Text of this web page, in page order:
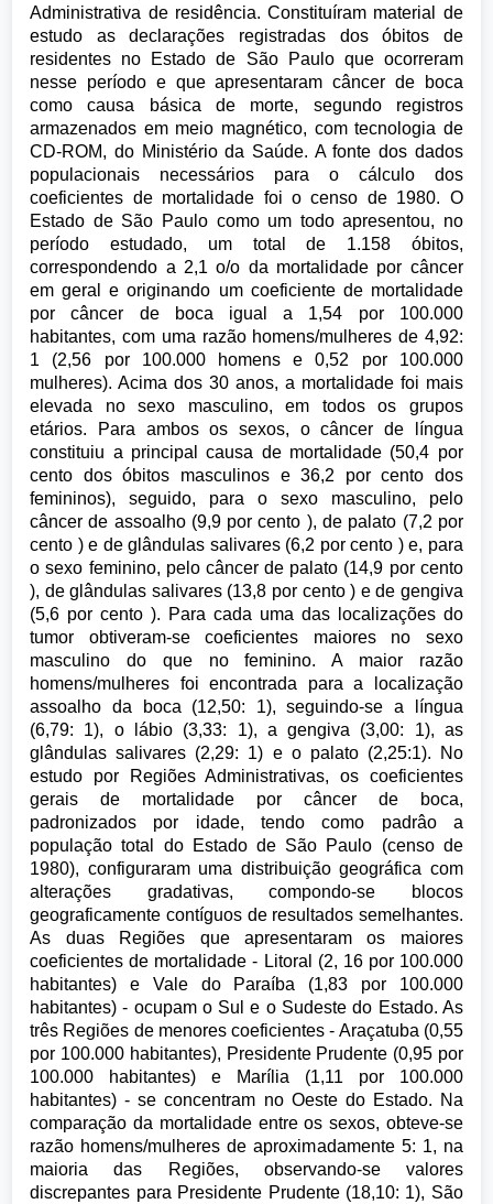
Administrativa de residência. Constituíram material de
estudo as declarações registradas dos óbitos de
residentes no Estado de São Paulo que ocorreram
nesse período e que apresentaram câncer de boca
como causa básica de morte, segundo registros
armazenados em meio magnético, com tecnologia de
CD-ROM, do Ministério da Saúde. A fonte dos dados
populacionais necessários para o cálculo dos
coeficientes de mortalidade foi o censo de 1980. O
Estado de São Paulo como um todo apresentou, no
período estudado, um total de 1.158 óbitos,
correspondendo a 2,1 o/o da mortalidade por câncer
em geral e originando um coeficiente de mortalidade
por câncer de boca igual a 1,54 por 100.000
habitantes, com uma razão homens/mulheres de 4,92:
1 (2,56 por 100.000 homens e 0,52 por 100.000
mulheres). Acima dos 30 anos, a mortalidade foi mais
elevada no sexo masculino, em todos os grupos
etários. Para ambos os sexos, o câncer de língua
constituiu a principal causa de mortalidade (50,4 por
cento dos óbitos masculinos e 36,2 por cento dos
femininos), seguido, para o sexo masculino, pelo
câncer de assoalho (9,9 por cento ), de palato (7,2 por
cento ) e de glândulas salivares (6,2 por cento ) e, para
o sexo feminino, pelo câncer de palato (14,9 por cento
), de glândulas salivares (13,8 por cento ) e de gengiva
(5,6 por cento ). Para cada uma das localizações do
tumor obtiveram-se coeficientes maiores no sexo
masculino do que no feminino. A maior razão
homens/mulheres foi encontrada para a localização
assoalho da boca (12,50: 1), seguindo-se a língua
(6,79: 1), o lábio (3,33: 1), a gengiva (3,00: 1), as
glândulas salivares (2,29: 1) e o palato (2,25:1). No
estudo por Regiões Administrativas, os coeficientes
gerais de mortalidade por câncer de boca,
padronizados por idade, tendo como padrâo a
população total do Estado de São Paulo (censo de
1980), configuraram uma distribuição geográfica com
alterações gradativas, compondo-se blocos
geograficamente contíguos de resultados semelhantes.
As duas Regiões que apresentaram os maiores
coeficientes de mortalidade - Litoral (2, 16 por 100.000
habitantes) e Vale do Paraíba (1,83 por 100.000
habitantes) - ocupam o Sul e o Sudeste do Estado. As
três Regiões de menores coeficientes - Araçatuba (0,55
por 100.000 habitantes), Presidente Prudente (0,95 por
100.000 habitantes) e Marília (1,11 por 100.000
habitantes) - se concentram no Oeste do Estado. Na
comparação da mortalidade entre os sexos, obteve-se
razão homens/mulheres de aproximadamente 5: 1, na
maioria das Regiões, observando-se valores
discrepantes para Presidente Prudente (18,10: 1), São